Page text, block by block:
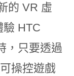
的 VR 虛
驗 HTC
，只要透過
操控遊戲